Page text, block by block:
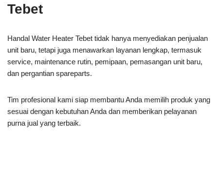
Tebet
Handal Water Heater Tebet tidak hanya menyediakan penjualan
unit baru, tetapi juga menawarkan layanan lengkap, termasuk
service, maintenance rutin, pemipaan, pemasangan unit baru,
dan pergantian spareparts.
Tim profesional kami siap membantu Anda memilih produk yang
sesuai dengan kebutuhan Anda dan memberikan pelayanan
purna jual yang terbaik.